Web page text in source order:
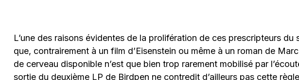
L’une des raisons évidentes de la prolifération de ces prescripteurs du
que, contrairement à un film d’Eisenstein ou même à un roman de
de cerveau disponible n’est que bien trop rarement mobilisé par
sortie du deuxième LP de Birdpen ne contredit d’ailleurs pas cette